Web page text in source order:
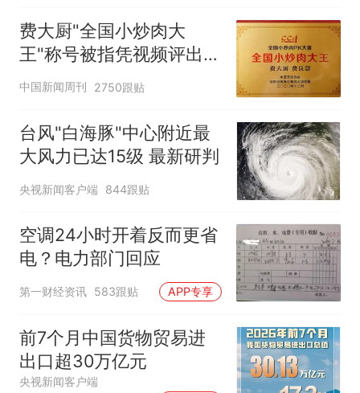
费大厨"全国小炒肉大
王"称号被指凭视频评出
官方回应
中国新闻周刊 2750跟贴
台风"白海豚"中心附近最
大风力已达15级 最新研判
央视新闻客户端 844跟贴
空调24小时开着反而更省
电？电力部门回应
第一财经资讯 583跟贴 APP专享
前7个月中国货物贸易进
出口超30万亿元
央视新闻客户端